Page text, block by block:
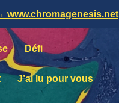
www.chromagenesis.net
Défi
J’ai lu pour vous